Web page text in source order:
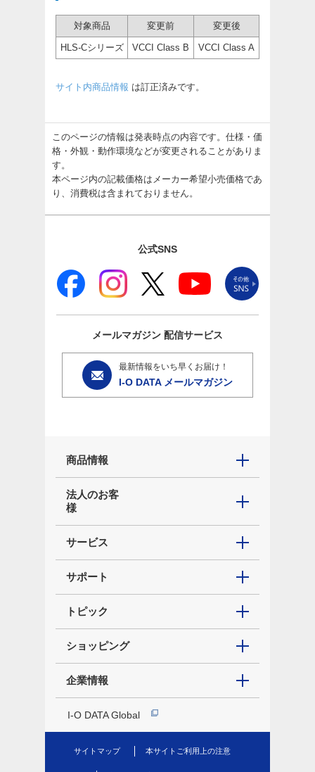
対象商品 変更前 変更後
HLS-Cシリーズ VCCI Class B VCCI Class A
サイト内商品情報 は訂正済みです。
このページの情報は発表時点の内容です。仕様・価
格・外観・動作環境などが変更されることがありま
す。
本ページ内の記載価格はメーカー希望小売価格であ
り、消費税は含まれておりません。
公式SNS
メールマガジン 配信サービス
最新情報をいち早くお届け！
I-O DATA メールマガジン
商品情報
法人のお客
様
サービス
サポート
トピック
ショッピング
企業情報
I-O DATA Global
サイトマップ 本サイトご利用上の注意